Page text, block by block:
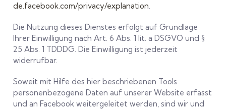
de.facebook.com/privacy/explanation
Die Nutzung dieses Dienstes erfolgt auf Grundlage
Ihrer Einwilligung nach Art. 6 Abs. 1 lit. a DSGVO und §
25 Abs. 1 TDDDG. Die Einwilligung ist jederzeit
widerrufbar.
Soweit mit Hilfe des hier beschriebenen Tools
personenbezogene Daten auf unserer Website erfasst
und an Facebook weitergeleitet werden, sind wir und